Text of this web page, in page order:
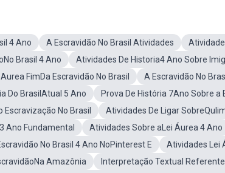
4 Ano A Escravidão No Brasil Atividades
Brasil 4 Ano
Atividades De Historia4 Ano Sobre
FimDa Escravidão No Brasil
A Escravidão No
Do BrasilAtual 5 Ano
Prova De História 7Ano Sobre a
No Brasil
Atividades De Ligar
Ano Fundamental
Atividades Sobre aLei Áurea 4 Ano
No Brasil 4 Ano NoPinterest E
Atividades Lei
Amazônia
Interpretação Textual